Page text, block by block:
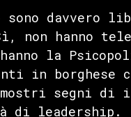
sono davvero
non hanno
hanno la
in borghese
mostri segni di
di leadership.